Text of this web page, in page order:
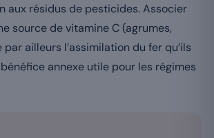
aux résidus de pesticides. Associer
source de vitamine C (agrumes,
ailleurs l’assimilation du fer qu’ils
annexe utile pour les régimes